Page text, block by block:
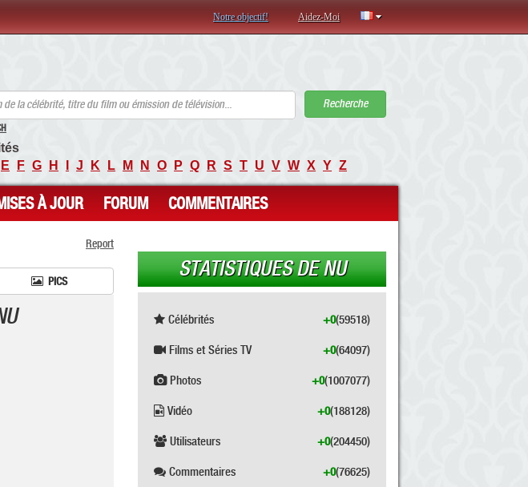
Notre objectif! Aidez-Moi
Recherche
E F G H J K L M N O P Q R S T U V W X Y Z
À JOUR FORUM COMMENTAIRES
Report
PICS STATISTIQUES DE NU
Célébrités (59518)
+0
Films et Séries TV (64097)
+0
Photos (1007077)
+0
Vidéo (188128)
+0
Utilisateurs (204450)
+0
Commentaires (76625)
+0